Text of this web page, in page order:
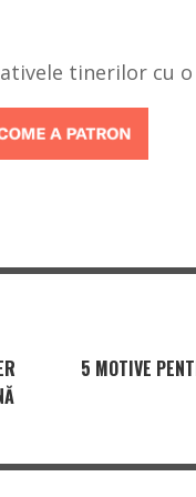
tinerilor cu
5 MOTIVE